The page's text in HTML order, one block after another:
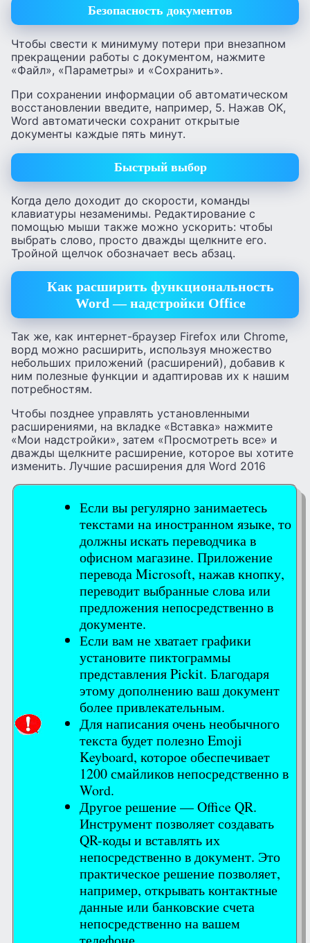
Безопасность документов
Чтобы свести к минимуму потери при внезапном
прекращении работы с документом, нажмите
«Файл», «Параметры» и «Сохранить».
При сохранении информации об автоматическом
восстановлении введите, например, 5. Нажав OK,
Word автоматически сохранит открытые
документы каждые пять минут.
Быстрый выбор
Когда дело доходит до скорости, команды
клавиатуры незаменимы. Редактирование с
помощью мыши также можно ускорить: чтобы
выбрать слово, просто дважды щелкните его.
Тройной щелчок обозначает весь абзац.
Как расширить функциональность
Word — надстройки Office
Так же, как интернет-браузер Firefox или Chrome,
ворд можно расширить, используя множество
небольших приложений (расширений), добавив к
ним полезные функции и адаптировав их к нашим
потребностям.
Чтобы позднее управлять установленными
расширениями, на вкладке «Вставка» нажмите
«Мои надстройки», затем «Просмотреть все» и
дважды щелкните расширение, которое вы хотите
изменить. Лучшие расширения для Word 2016
Если вы регулярно занимаетесь
текстами на иностранном языке, то
должны искать переводчика в
офисном магазине. Приложение
перевода Microsoft, нажав кнопку,
переводит выбранные слова или
предложения непосредственно в
документе.
Если вам не хватает графики
установите пиктограммы
представления Pickit. Благодаря
этому дополнению ваш документ
более привлекательным.
Для написания очень необычного
текста будет полезно Emoji
Keyboard, которое обеспечивает
1200 смайликов непосредственно в
Word.
Другое решение — Office QR.
Инструмент позволяет создавать
QR-коды и вставлять их
непосредственно в документ. Это
практическое решение позволяет,
например, открывать контактные
данные или банковские счета
непосредственно на вашем